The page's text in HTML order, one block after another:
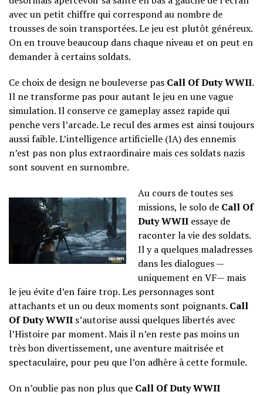
avec un petit chiffre qui correspond au nombre de
trousses de soin transportées. Le jeu est plutôt généreux.
On en trouve beaucoup dans chaque niveau et on peut en
demander à certains soldats.
Ce choix de design ne bouleverse pas Call Of Duty WWII.
Il ne transforme pas pour autant le jeu en une vague
simulation. Il conserve ce gameplay assez rapide qui
penche vers l’arcade. Le recul des armes est ainsi toujours
aussi faible. L’intelligence artificielle (IA) des ennemis
n’est pas non plus extraordinaire mais ces soldats nazis
sont souvent en surnombre.
Au cours de toutes ses
missions, le solo de Call Of
Duty WWII essaye de
raconter la vie des soldats.
Il y a quelques maladresses
dans les dialogues —
uniquement en VF— mais
le jeu évite d’en faire trop. Les personnages sont
attachants et un ou deux moments sont poignants. Call
Of Duty WWII s’autorise aussi quelques libertés avec
l’Histoire par moment. Mais il n’en reste pas moins un
très bon divertissement, une aventure maitrisée et
spectaculaire, pour peu que l’on adhère à cette formule.
On n’oublie pas non plus que Call Of Duty WWII